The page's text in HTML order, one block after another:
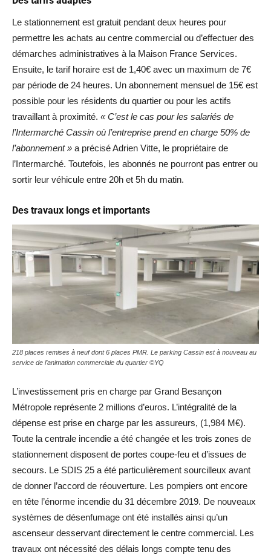
Le stationnement est gratuit pendant deux heures pour
permettre les achats au centre commercial ou d’effectuer des
démarches administratives à la Maison France Services.
Ensuite, le tarif horaire est de 1,40€ avec un maximum de 7€
par période de 24 heures. Un abonnement mensuel de 15€ est
possible pour les résidents du quartier ou pour les actifs
travaillant à proximité. « C’est le cas pour les salariés de
l’Intermarché Cassin où l’entreprise prend en charge 50% de
l’abonnement » a précisé Adrien Vitte, le propriétaire de
l’Intermarché. Toutefois, les abonnés ne pourront pas entrer ou
sortir leur véhicule entre 20h et 5h du matin.
Des travaux longs et importants
218 places remises à neuf dont 6 places PMR. Le parking Cassin est à nouveau au
service de l’animation commerciale du quartier ©YQ
L’investissement pris en charge par Grand Besançon
Métropole représente 2 millions d’euros. L’intégralité de la
dépense est prise en charge par les assureurs, (1,984 M€).
Toute la centrale incendie a été changée et les trois zones de
stationnement disposent de portes coupe-feu et d’issues de
secours. Le SDIS 25 a été particulièrement sourcilleux avant
de donner l’accord de réouverture. Les pompiers ont encore
en tête l’énorme incendie du 31 décembre 2019. De nouveaux
systèmes de désenfumage ont été installés ainsi qu’un
ascenseur desservant directement le centre commercial. Les
travaux ont nécessité des délais longs compte tenu des